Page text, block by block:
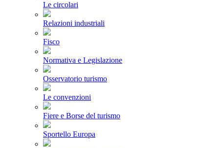
Le circolari
Relazioni industriali
Fisco
Normativa e Legislazione
Osservatorio turismo
Le convenzioni
Fiere e Borse del turismo
Sportello Europa